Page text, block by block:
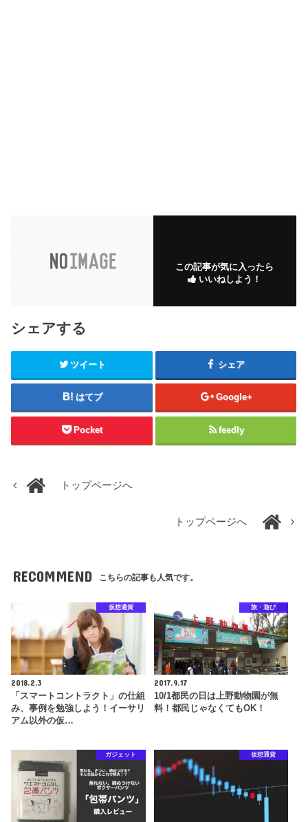
この記事が気に入ったら
いいねしよう！
シェアする
ツイート シェア
はてブ Google+
Pocket feedly
トップページへ
トップページへ
RECOMMEND こちらの記事も人気です。
仮想通貨
2018.2.3
「スマートコントラクト」の仕組
み、事例を勉強しよう！イーサリ
アム以外の仮…
旅・遊び
2017.9.17
10/1都民の日は上野動物園が無
料！都民じゃなくてもOK！
ガジェット 仮想通貨